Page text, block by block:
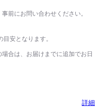
前にお問い合わせください。
安となります。
合は、お届けまでに追加でお日
詳細